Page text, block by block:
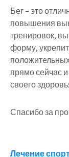
Бег – это
повышения
тренировок,
форму,
прямо сейчас
своего
Спасибо за
Лечение